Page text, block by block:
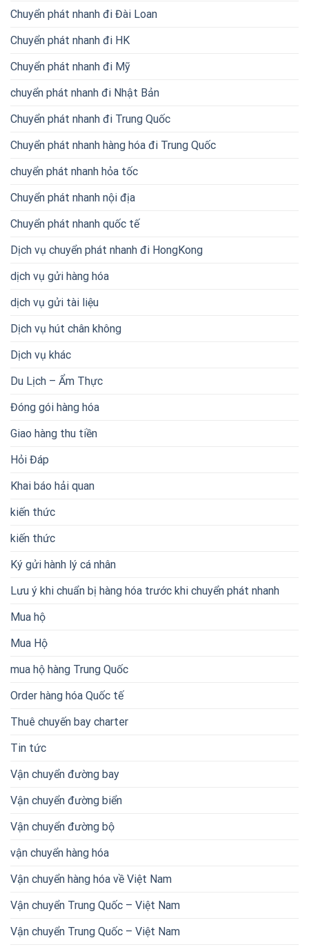
Chuyển phát nhanh đi Đài Loan
Chuyển phát nhanh đi HK
Chuyển phát nhanh đi Mỹ
chuyển phát nhanh đi Nhật Bản
Chuyển phát nhanh đi Trung Quốc
Chuyển phát nhanh hàng hóa đi Trung Quốc
chuyển phát nhanh hỏa tốc
Chuyển phát nhanh nội địa
Chuyển phát nhanh quốc tế
Dịch vụ chuyển phát nhanh đi HongKong
dịch vụ gửi hàng hóa
dịch vụ gửi tài liệu
Dịch vụ hút chân không
Dịch vụ khác
Du Lịch – Ẩm Thực
Đóng gói hàng hóa
Giao hàng thu tiền
Hỏi Đáp
Khai báo hải quan
kiến thức
kiến thức
Ký gửi hành lý cá nhân
Lưu ý khi chuẩn bị hàng hóa trước khi chuyển phát nhanh
Mua hộ
Mua Hộ
mua hộ hàng Trung Quốc
Order hàng hóa Quốc tế
Thuê chuyến bay charter
Tin tức
Vận chuyển đường bay
Vận chuyển đường biển
Vận chuyển đường bộ
vận chuyển hàng hóa
Vận chuyển hàng hóa về Việt Nam
Vận chuyển Trung Quốc – Việt Nam
Vận chuyển Trung Quốc – Việt Nam